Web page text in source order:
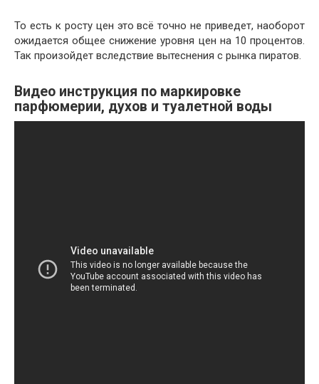
То есть к росту цен это всё точно не приведет, наоборот
ожидается общее снижение уровня цен на 10 процентов.
Так произойдет вследствие вытеснения с рынка пиратов.
Видео инструкция по маркировке
парфюмерии, духов и туалетной воды